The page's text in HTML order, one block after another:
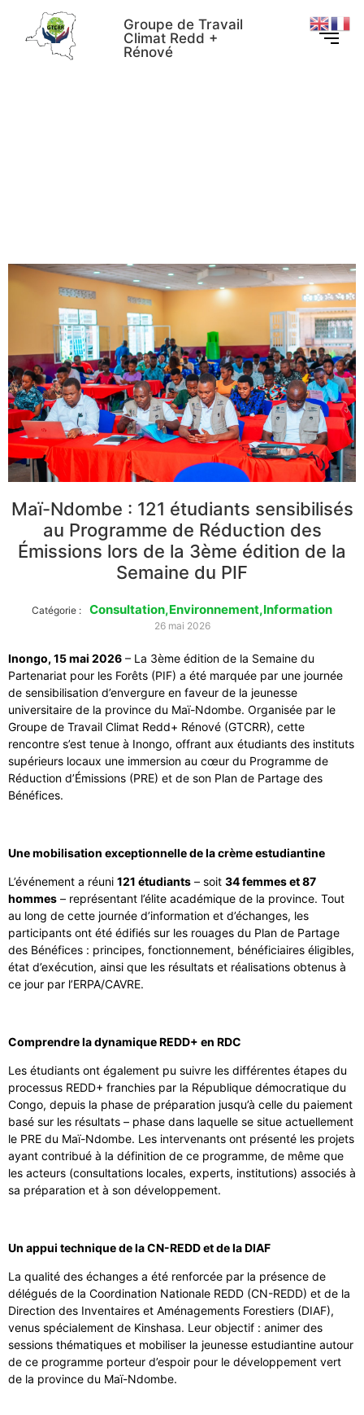
Groupe de Travail
Climat Redd +
Rénové
Maï-Ndombe : 121 étudiants sensibilisés
au Programme de Réduction des
Émissions lors de la 3ème édition de la
Semaine du PIF
Catégorie : Consultation,Environnement,Information
26 mai 2026
Inongo, 15 mai 2026 – La 3ème édition de la Semaine du
Partenariat pour les Forêts (PIF) a été marquée par une journée
de sensibilisation d’envergure en faveur de la jeunesse
universitaire de la province du Maï-Ndombe. Organisée par le
Groupe de Travail Climat Redd+ Rénové (GTCRR), cette
rencontre s’est tenue à Inongo, offrant aux étudiants des instituts
supérieurs locaux une immersion au cœur du Programme de
Réduction d’Émissions (PRE) et de son Plan de Partage des
Bénéfices.
Une mobilisation exceptionnelle de la crème estudiantine
L’événement a réuni 121 étudiants – soit 34 femmes et 87
hommes – représentant l’élite académique de la province. Tout
au long de cette journée d’information et d’échanges, les
participants ont été édifiés sur les rouages du Plan de Partage
des Bénéfices : principes, fonctionnement, bénéficiaires éligibles,
état d’exécution, ainsi que les résultats et réalisations obtenus à
ce jour par l’ERPA/CAVRE.
Comprendre la dynamique REDD+ en RDC
Les étudiants ont également pu suivre les différentes étapes du
processus REDD+ franchies par la République démocratique du
Congo, depuis la phase de préparation jusqu’à celle du paiement
basé sur les résultats – phase dans laquelle se situe actuellement
le PRE du Maï-Ndombe. Les intervenants ont présenté les projets
ayant contribué à la définition de ce programme, de même que
les acteurs (consultations locales, experts, institutions) associés à
sa préparation et à son développement.
Un appui technique de la CN-REDD et de la DIAF
La qualité des échanges a été renforcée par la présence de
délégués de la Coordination Nationale REDD (CN-REDD) et de la
Direction des Inventaires et Aménagements Forestiers (DIAF),
venus spécialement de Kinshasa. Leur objectif : animer des
sessions thématiques et mobiliser la jeunesse estudiantine autour
de ce programme porteur d’espoir pour le développement vert
de la province du Maï-Ndombe.